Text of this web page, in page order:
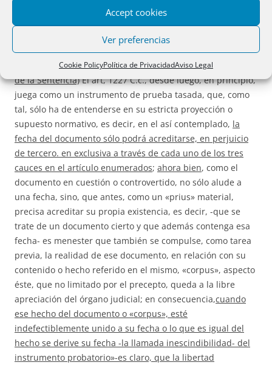
Accept cookies
Ver preferencias
Cookie PolicyPolítica de PrivacidadAviso Legal
pero no su fecha, extremo este que se determinaría
exclusivamente en consonancia con el art. 1227 (SS.20-10-
89 y 6-3-90 y en las que en ellas se citan…».
De la inescindibilidad del documento y su fecha (Tesis
de la Sentencia)El art, 1227 C.c., desde luego, en principio,
juega como un instrumento de prueba tasada, que, como
tal, sólo ha de entenderse en su estricta proyección o
supuesto normativo, es decir, en el así contemplado, la
fecha del documento sólo podrá acreditarse, en perjuicio
de tercero. en exclusiva a través de cada uno de los tres
cauces en el artículo enumerados; ahora bien, como el
documento en cuestión o controvertido, no sólo alude a
una fecha, sino, que antes, como un «prius» material,
precisa acreditar su propia existencia, es decir, -que se
trate de un documento cierto y que además contenga esa
fecha- es menester que también se compulse, como tarea
previa, la realidad de ese documento, en relación con su
contenido o hecho referido en el mismo, «corpus», aspecto
éste, que no limitado por el precepto, queda a la libre
apreciación del órgano judicial; en consecuencia,cuando
ese hecho del documento o «corpus», esté
indefectiblemente unido a su fecha o lo que es igual del
hecho se derive su fecha -la llamada inescindibilidad- del
instrumento probatorio»-es claro, que la libertad